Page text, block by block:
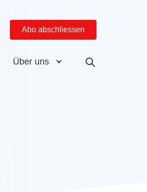
Abo abschliessen
Über uns